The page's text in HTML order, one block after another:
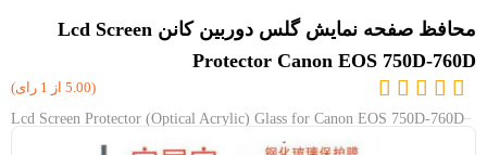
محافظ صفحه نمایش گلس دوربین کانن Lcd Screen
Protector Canon EOS 750D-760D
(5.00 از 1 رای)
Lcd Screen Protector (Optical Acrylic) Glass for Canon EOS 750D-760D